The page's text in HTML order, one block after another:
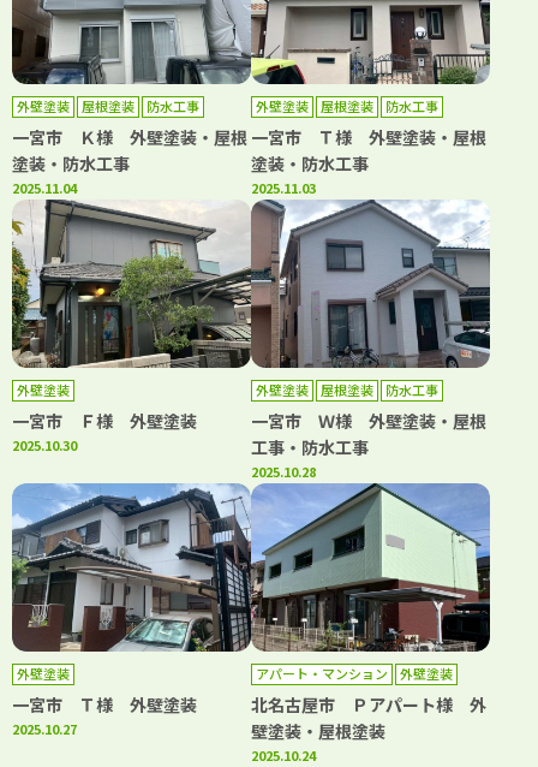
外壁塗装 屋根塗装 防水工事
一宮市 Ｋ様 外壁塗装・屋根
塗装・防水工事
2025.11.04
外壁塗装 屋根塗装 防水工事
一宮市 Ｔ様 外壁塗装・屋根
塗装・防水工事
2025.11.03
外壁塗装
一宮市 Ｆ様 外壁塗装
2025.10.30
外壁塗装 屋根塗装 防水工事
一宮市 Ｗ様 外壁塗装・屋根
工事・防水工事
2025.10.28
外壁塗装
一宮市 Ｔ様 外壁塗装
2025.10.27
アパート・マンション
外壁塗装
屋根塗装
防水工事
北名古屋市 Ｐアパート様 外
壁塗装・屋根塗装
2025.10.24